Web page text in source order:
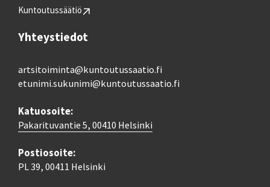
Kuntoutussäätiö
Yhteystiedot
artsitoiminta@kuntoutussaatio.fi
etunimi.sukunimi@kuntoutussaatio.fi
Katuosoite:
Pakarituvantie 5, 00410 Helsinki
Postiosoite:
PL 39, 00411 Helsinki